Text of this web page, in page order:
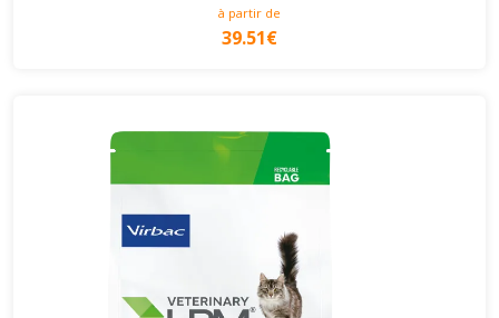
à partir de
39.51€